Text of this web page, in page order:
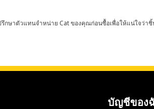
ษาตัวแทนจำหน่าย Cat ของคุณก่อนซื้อเพื่อให้แน่ใจว่
บัญชีของ